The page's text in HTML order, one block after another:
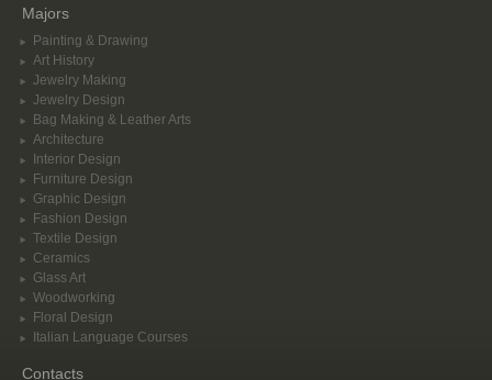
Majors
Painting & Drawing
Art History
Jewelry Making
Jewelry Design
Bag Making & Leather Arts
Architecture
Interior Design
Furniture Design
Graphic Design
Fashion Design
Textile Design
Ceramics
Glass Art
Woodworking
Floral Design
Italian Language Courses
Contacts